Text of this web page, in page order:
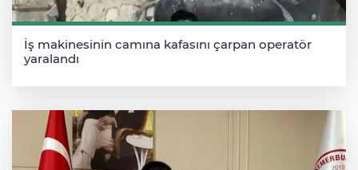
İş makinesinin camına kafasını çarpan operatör
yaralandı